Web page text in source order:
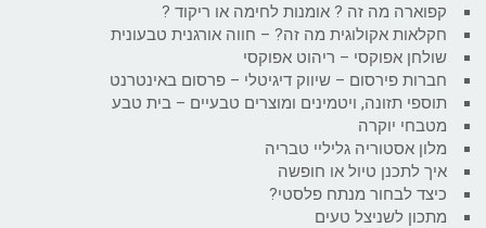
קפוארה מה זה ? אומנות לחימה או ריקוד ?
חקלאות אקולוגית מה זה? – חווה אורגנית טבעונית
שולחן אפוקסי – ריהוט אפוקסי
חברות פירסום – שיווק דיגיטלי – פרסום באינטרנט
תוספי תזונה, ויטמינים ומוצרים טבעיים – בית טבע
מטבחי יוקרה
מלון אסטוריה גליליי טבריה
איך לתכנן טיול או חופשה
כיצד לבחור מנתח פלסטי?
מתכון לשניצל טעים